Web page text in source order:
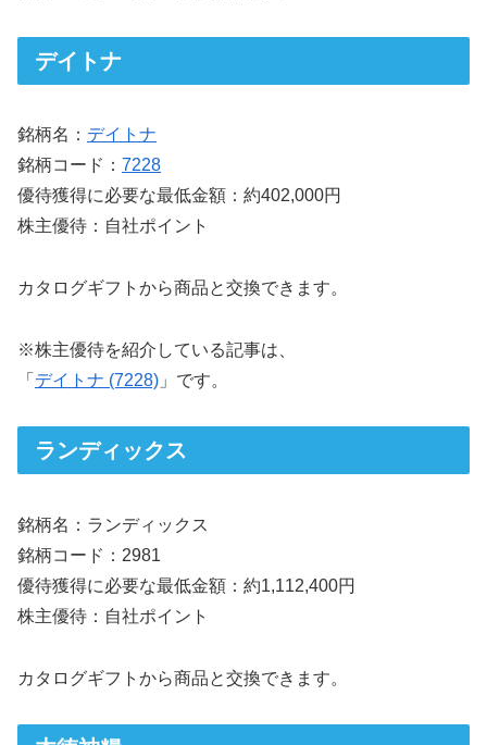
デイトナ
銘柄名： デイトナ
銘柄コード： 7228
優待獲得に必要な最低金額：約402,000円
株主優待：自社ポイント
カタログギフトから商品と交換できます。
※株主優待を紹介している記事は、
「 デイトナ (7228) 」です。
ランディックス
銘柄名：ランディックス
銘柄コード：2981
優待獲得に必要な最低金額：約1,112,400円
株主優待：自社ポイント
カタログギフトから商品と交換できます。